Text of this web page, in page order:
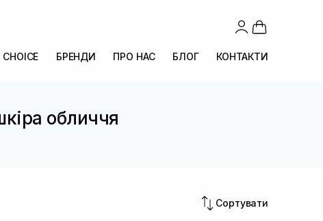
CHOICE БРЕНДИ ПРО НАС БЛОГ КОНТАКТИ
обличчя
Сортувати